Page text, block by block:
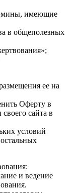
имеющие
в общеполезных
ее на
Оферту в
сайта в
условий
и ведение